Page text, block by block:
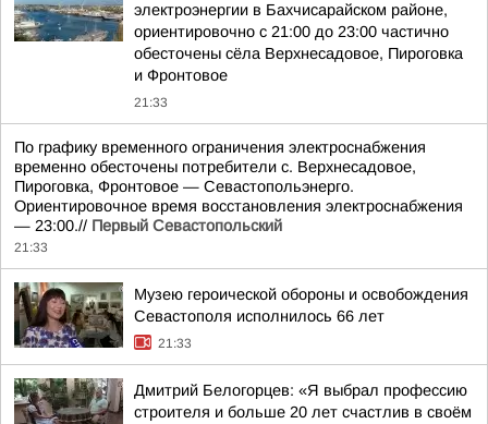
электроэнергии в Бахчисарайском районе,
ориентировочно с 21:00 до 23:00 частично
обесточены сёла Верхнесадовое, Пироговка
и Фронтовое
21:33
По графику временного ограничения электроснабжения
временно обесточены потребители с. Верхнесадовое,
Пироговка, Фронтовое — Севастопольэнерго.
Ориентировочное время восстановления электроснабжения
— 23:00.// Первый Севастопольский
21:33
Музею героической обороны и освобождения
Севастополя исполнилось 66 лет
21:33
Дмитрий Белогорцев: «Я выбрал профессию
строителя и больше 20 лет счастлив в своём